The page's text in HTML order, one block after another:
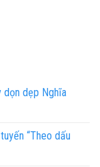
dọn dẹp Nghĩa
“Theo dấu